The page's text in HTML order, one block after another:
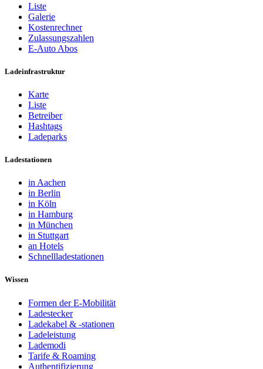
Liste
Galerie
Kostenrechner
Zulassungszahlen
E-Auto Abos
Ladeinfrastruktur
Karte
Liste
Betreiber
Hashtags
Ladeparks
Ladestationen
in Aachen
in Berlin
in Köln
in Hamburg
in München
in Stuttgart
an Hotels
Schnellladestationen
Wissen
Formen der E-Mobilität
Ladestecker
Ladekabel & -stationen
Ladeleistung
Lademodi
Tarife & Roaming
Authentifizierung